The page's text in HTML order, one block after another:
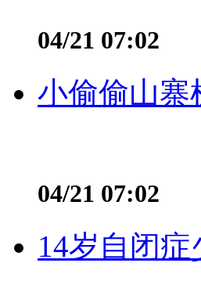
04/21 07:02
小偷偷山寨
04/21 07:02
14岁自闭